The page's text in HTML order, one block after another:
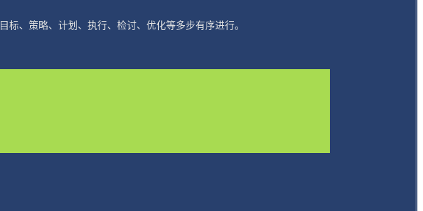
、策略、计划、执行、检讨、优化等多步有序进行。